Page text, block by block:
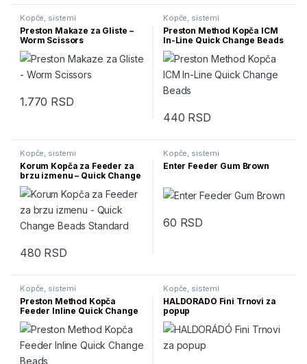
Kopče, sistemi
Preston Makaze za Gliste –
Worm Scissors
1.770 RSD
Kopče, sistemi
Preston Method Kopča ICM
In-Line Quick Change Beads
440 RSD
Kopče, sistemi
Korum Kopča za Feeder za
brzu izmenu – Quick Change
Beads Large
480 RSD
Kopče, sistemi
Enter Feeder Gum Brown
60 RSD
Ovaj proizvod ima više
Kopče, sistemi
Preston Method Kopča
Feeder Inline Quick Change
Beads
Kopče, sistemi
HALDORÁDÓ Fini Trnovi za
popup